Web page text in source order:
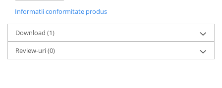
Protecție la supraîncărcare, Protecție la supradescărcare,
Protecție la supracurent, Protecție la temperatură, Protecție la
scurtcircuit
Informatii conformitate produs
Download (1)
Review-uri(0)